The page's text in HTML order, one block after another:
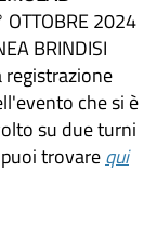
OTTOBRE 2024
BRINDISI
registrazione
che si è
su due turni
trovarequi